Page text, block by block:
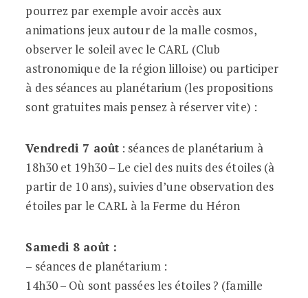
pourrez par exemple avoir accès aux
animations jeux autour de la malle cosmos,
observer le soleil avec le CARL (Club
astronomique de la région lilloise) ou participer
à des séances au planétarium (les propositions
sont gratuites mais pensez à réserver vite) :
Vendredi 7 août: séances de planétarium à
18h30 et 19h30 – Le ciel des nuits des étoiles (à
partir de 10 ans), suivies d’une observation des
étoiles par le CARL à la Ferme du Héron
Samedi 8 août :
– séances de planétarium :
14h30 – Où sont passées les étoiles ? (famille